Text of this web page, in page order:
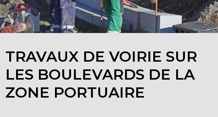
TRAVAUX DE VOIRIE SUR
LES BOULEVARDS DE LA
ZONE PORTUAIRE